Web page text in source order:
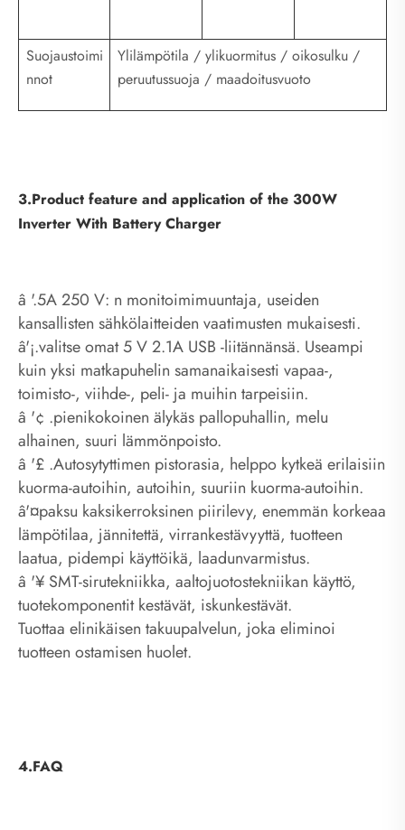
Suojaustoimi
nnot
Ylilämpötila / ylikuormitus / oikosulku /
peruutussuoja / maadoitusvuoto
3.Product feature and application of the 300W
Inverter With Battery Charger
â '.5A 250 V: n monitoimimuuntaja, useiden
kansallisten sähkölaitteiden vaatimusten mukaisesti.
â'¡.valitse omat 5 V 2.1A USB -liitännänsä. Useampi
kuin yksi matkapuhelin samanaikaisesti vapaa-,
toimisto-, viihde-, peli- ja muihin tarpeisiin.
â '¢ .pienikokoinen älykäs pallopuhallin, melu
alhainen, suuri lämmönpoisto.
â '£ .Autosytyttimen pistorasia, helppo kytkeä erilaisiin
kuorma-autoihin, autoihin, suuriin kuorma-autoihin.
â'¤paksu kaksikerroksinen piirilevy, enemmän korkeaa
lämpötilaa, jännitettä, virrankestävyyttä, tuotteen
laatua, pidempi käyttöikä, laadunvarmistus.
â '¥ SMT-sirutekniikka, aaltojuotostekniikan käyttö,
tuotekomponentit kestävät, iskunkestävät.
Tuottaa elinikäisen takuupalvelun, joka eliminoi
tuotteen ostamisen huolet.
4.FAQ